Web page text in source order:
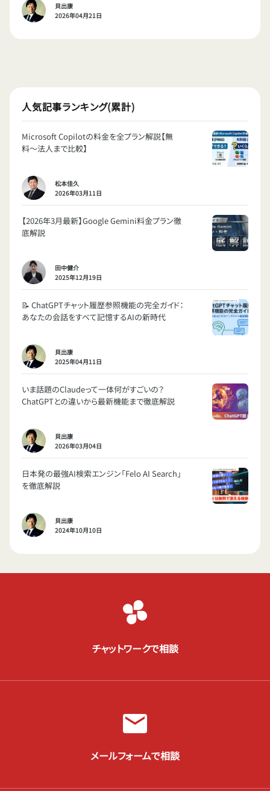
貝出康
2026年04月21日
人気記事ランキング(累計)
Microsoft Copilotの料金を全プラン解説【無
料〜法人まで比較】
松本佳久
2026年03月11日
【2026年3月最新】Google Gemini料金プラン徹
底解説
田中健介
2025年12月19日
📝 ChatGPTチャット履歴参照機能の完全ガイド：
あなたの会話をすべて記憶するAIの新時代
貝出康
2025年04月11日
いま話題のClaudeって一体何がすごいの？
ChatGPTとの違いから最新機能まで徹底解説
貝出康
2026年03月04日
日本発の最強AI検索エンジン「Felo AI Search」
を徹底解説
貝出康
2024年10月10日
チャットワークで相談
メールフォームで相談